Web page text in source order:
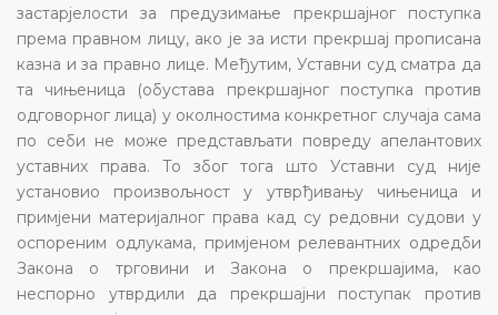
застарјелости за предузимање прекршајног поступка
према правном лицу, ако је за исти прекршај прописана
казна и за правно лице. Међутим, Уставни суд сматра да
та чињеница (обустава прекршајног поступка против
одговорног лица) у околностима конкретног случаја сама
по себи не може представљати повреду апелантових
уставних права. То због тога што Уставни суд није
установио произвољност у утврђивању чињеница и
примјени материјалног права кад су редовни судови у
оспореним одлукама, примјеном релевантних одредби
Закона о трговини и Закона о прекршајима, као
неспорно утврдили да прекршајни поступак против